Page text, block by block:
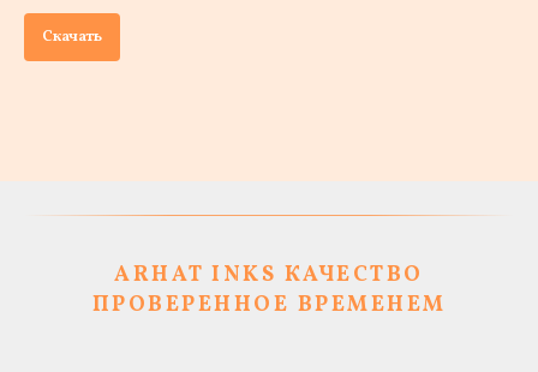
Скачать
ARHATINKS КАЧЕСТВО
ПРОВЕРЕННОЕ ВРЕМЕНЕМ